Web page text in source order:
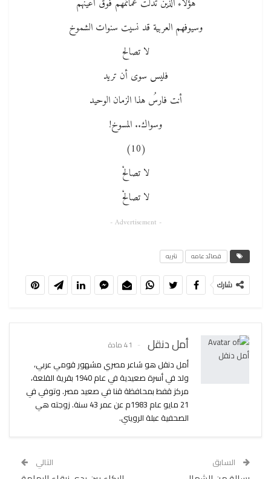
هؤلاء الذين تدلت عمائمهم فوق أعينهم
وسيوفهم العربية قد نسيت سنوات الشموخ
لا تصالح
فليس سوى أن تريد
أنت فارسُ هذا الزمان الوحيد
وسواك.. المسوخ!
(10)
لا تصالحْ
لا تصالحْ
- Advertisement -
قصائد عامه نثريه
شارك
أمل دنقل 41 مادة
أمل دنقل هو شاعر مصري مشهور قومي عربي،
ولد في أسرة صعيدية في عام 1940 بقرية القلعة،
مركز قفط بمحافظة قنا في صعيد مصر. وتوفي في
21 مايو عام 1983م عن عمر 43 سنة. زوجته هي
الصحفية عبلة الرويني.
السابق التالي